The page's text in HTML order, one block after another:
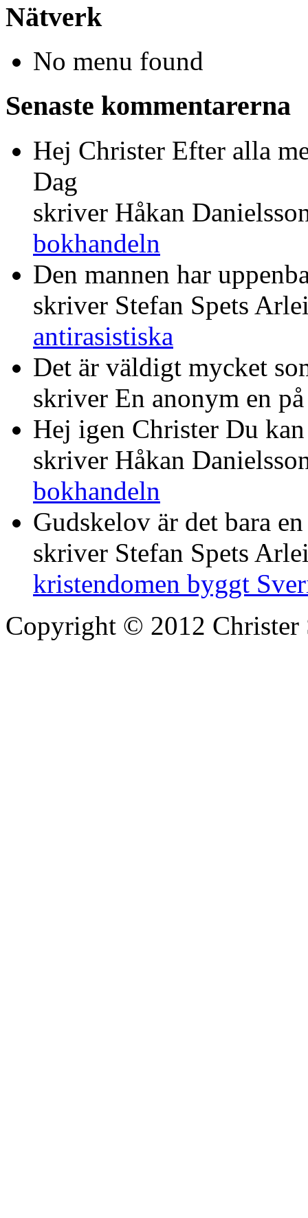
Nätverk
No menu found
Senaste kommentarerna
Hej Christer Efter alla
Dag
skriver Håkan
bokhandeln
Den mannen har
skriver Stefan Spets
antirasistiska
Det är väldigt mycket
skriver En anonym en
Hej igen Christer Du
skriver Håkan
bokhandeln
Gudskelov är det bara
skriver Stefan Spets
kristendomen byggt
Copyright © 2012